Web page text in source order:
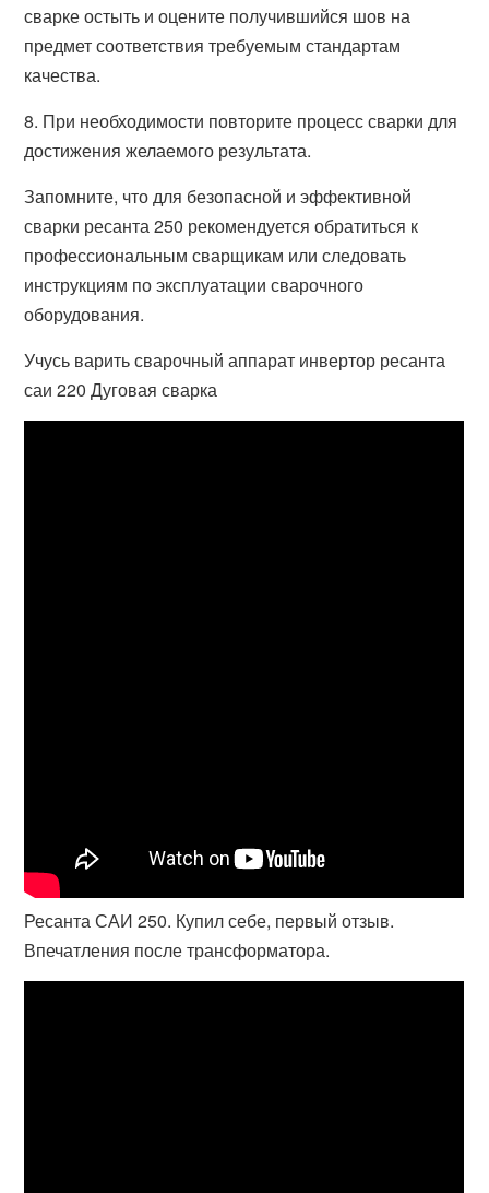
сварке остыть и оцените получившийся шов на
предмет соответствия требуемым стандартам
качества.
8. При необходимости повторите процесс сварки для
достижения желаемого результата.
Запомните, что для безопасной и эффективной
сварки ресанта 250 рекомендуется обратиться к
профессиональным сварщикам или следовать
инструкциям по эксплуатации сварочного
оборудования.
Учусь варить сварочный аппарат инвертор ресанта
саи 220 Дуговая сварка
Ресанта САИ 250. Купил себе, первый отзыв.
Впечатления после трансформатора.